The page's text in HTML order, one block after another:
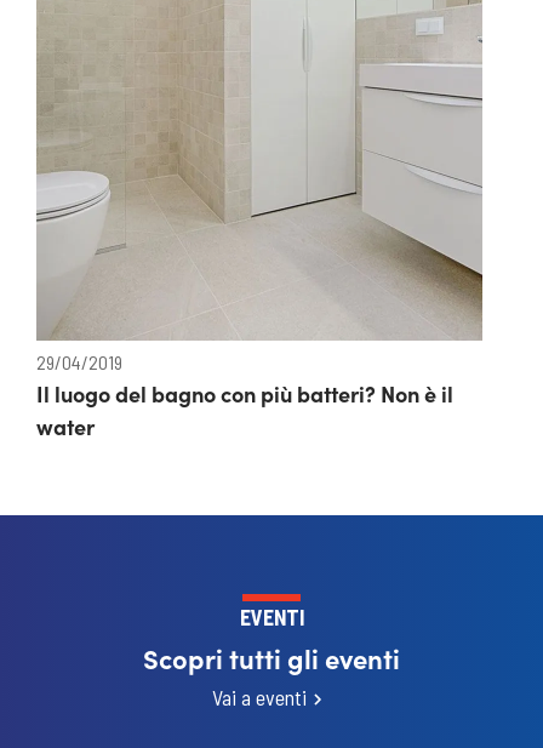
29/04/2019
Il luogo del bagno con più batteri? Non è il
water
EVENTI
Scopri tutti gli eventi
Vai a eventi